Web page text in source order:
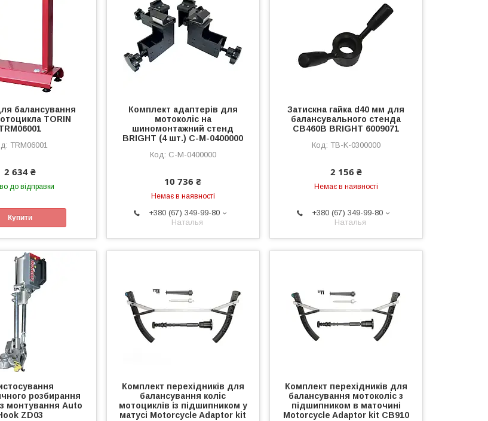
балансування
TORIN
TRM06001
2 634 ₴
до відправки
Купити
Комплект адаптерів для
мотоколіс на
шиномонтажний стенд
BRIGHT (4 шт.) C-M-0400000
C-M-0400000
10 736 ₴
Немає в наявності
+380 (67) 349-99-80
Наталья
Затискна гайка d40 мм для
балансувального стенда
CB460B BRIGHT 6009071
TB-K-0300000
2 156 ₴
Немає в наявності
+380 (67) 349-99-80
Наталья
розбирання
монтування Auto
ZD03
Комплект перехідників для
балансування коліс
мотоциклів із підшипником у
матусі Motorcycle Adaptor kit
Комплект перехідників для
балансування мотоколіс з
підшипником в маточині
Motorcycle Adaptor kit CB910